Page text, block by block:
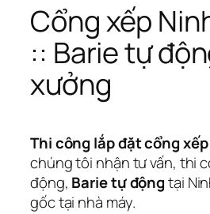
Cổng xếp
:: Barie tự
xưởng
Thi công lắp đặt cổng
chúng tôi nhận tư vấn, thi
động, Barie tự độngtại
gốc tại nhà máy.